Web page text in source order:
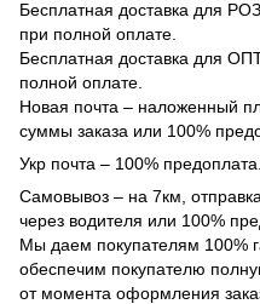
Бесплатная доставка для
при полной оплате.
Бесплатная доставка для
полной оплате.
Новая почта – наложенный
суммы заказа или 100%
Укр почта – 100% предоплата.
Самовывоз – на 7км,
через водителя или 100%
Мы даем покупателям 100%
обеспечим покупателю
от момента оформления